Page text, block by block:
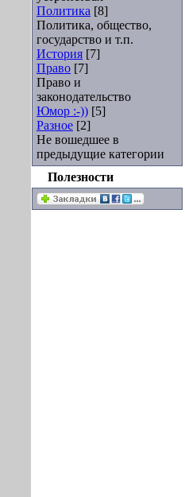
Политика [8]
Политика, общество,
государство и т.п.
История [7]
Право [7]
Право и
законодательство
Юмор :-)) [5]
Разное [2]
Не вошедшее в
предыдущие категории
Полезности